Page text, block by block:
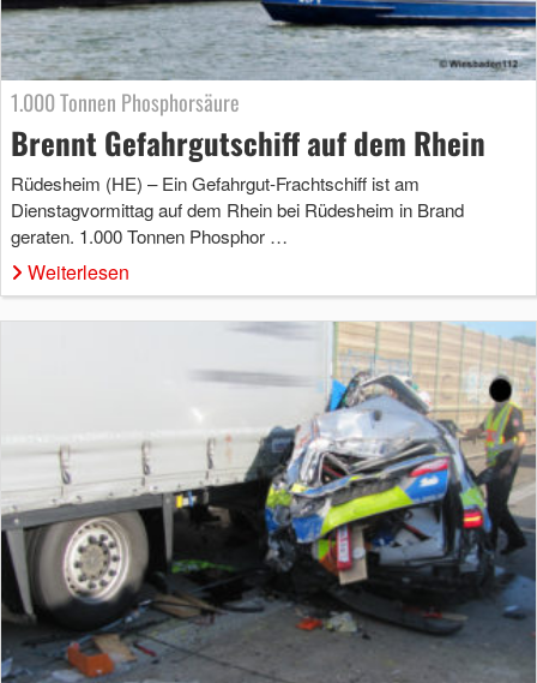
1.000 Tonnen Phosphorsäure
Brennt Gefahrgutschiff auf dem Rhein
Rüdesheim (HE) – Ein Gefahrgut-Frachtschiff ist am
Dienstagvormittag auf dem Rhein bei Rüdesheim in Brand
geraten. 1.000 Tonnen Phosphor …
Weiterlesen